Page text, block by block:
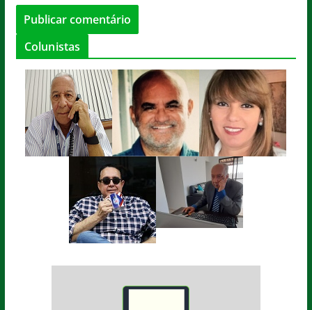
Colunistas